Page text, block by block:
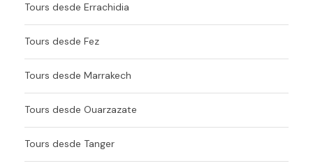
Tours desde Errachidia
Tours desde Fez
Tours desde Marrakech
Tours desde Ouarzazate
Tours desde Tanger